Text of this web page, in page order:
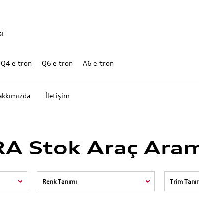
Q4 e-tron Q6 e-tron A6 e-tron
İletişim
Stok Araç